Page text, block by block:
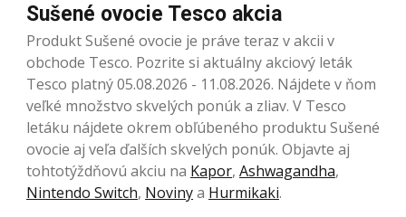
Sušené ovocie Tesco akcia
Produkt Sušené ovocie je práve teraz v akcii v
obchode Tesco. Pozrite si aktuálny akciový leták
Tesco platný 05.08.2026 - 11.08.2026. Nájdete v ňom
veľké množstvo skvelých ponúk a zliav. V Tesco
letáku nájdete okrem obľúbeného produktu Sušené
ovocie aj veľa ďalších skvelých ponúk. Objavte aj
tohtotýždňovú akciu na Kapor, Ashwagandha,
Nintendo Switch, Novinya Hurmikaki.